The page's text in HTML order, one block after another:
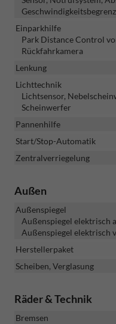
Einparkhilfe
Park Distance Control
Rückfahrkamera
Lenkung
Lichttechnik
Lichtsensor,
Scheinwerfer
Pannenhilfe
Start/Stop-Automatik
Zentralverriegelung
Außen
Außenspiegel
Außenspiegel elektrisch
Außenspiegel elektrisch
Herstellerpaket
Scheiben, Verglasung
Räder & Technik
Bremsen